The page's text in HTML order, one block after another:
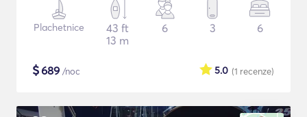
Plachetnice
43 ft
13 m
6 3 6
$689 /noc (1 recenze)
5.0